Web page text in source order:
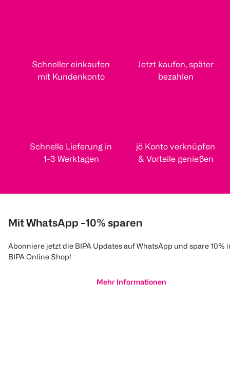
Schneller einkaufen
mit Kundenkonto
Jetzt kaufen, später
bezahlen
Schnelle Lieferung in
1-3 Werktagen
jö Konto verknüpfen
& Vorteile genießen
Mit WhatsApp -10% sparen
Abonniere jetzt die BIPA Updates auf WhatsApp und spare 10%
BIPA Online Shop!
Mehr Informationen